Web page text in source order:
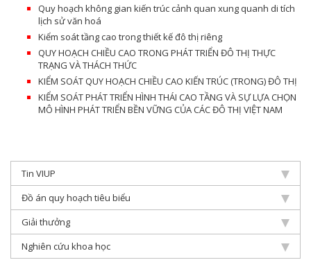
Quy hoạch không gian kiến trúc cảnh quan xung quanh di tích
lịch sử văn hoá
Kiểm soát tầng cao trong thiết kế đô thị riêng
QUY HOẠCH CHIỀU CAO TRONG PHÁT TRIỂN ĐÔ THỊ THỰC
TRẠNG VÀ THÁCH THỨC
KIỂM SOÁT QUY HOẠCH CHIỀU CAO KIẾN TRÚC (TRONG) ĐÔ THỊ
KIỂM SOÁT PHÁT TRIỂN HÌNH THÁI CAO TẦNG VÀ SỰ LỰA CHỌN
MÔ HÌNH PHÁT TRIỂN BỀN VỮNG CỦA CÁC ĐÔ THỊ VIỆT NAM
Tin VIUP
Đồ án quy hoạch tiêu biểu
Giải thưởng
Nghiên cứu khoa học